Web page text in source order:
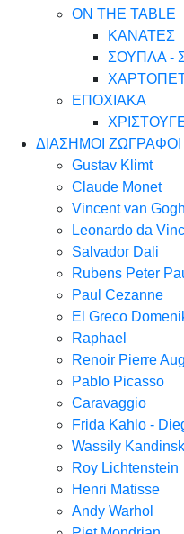
ON THE TABLE
ΚΑΝΑΤΕΣ
ΣΟΥΠΛΑ -
ΕΠΟΧΙΑΚΑ
ΔΙΑΣΗΜΟΙ ΖΩΓΡΑΦΟΙ
Gustav Klimt
Claude Monet
Vincent van Gogh
Leonardo da
Salvador Dali
Rubens Peter
Paul Cezanne
El Greco
Raphael
Renoir Pierre
Pablo Picasso
Caravaggio
Frida Kahlo -
Wassily
Roy Lichtenstein
Henri Matisse
Andy Warhol